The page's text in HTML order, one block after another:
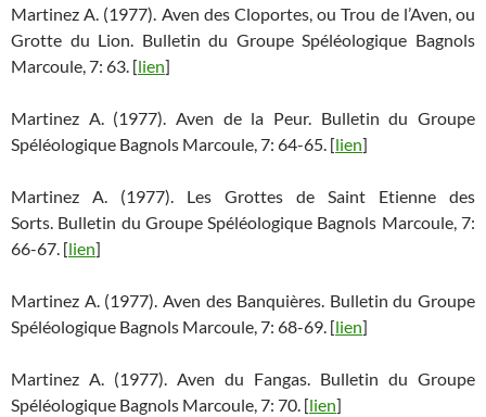
Martinez A. (1977). Aven des Cloportes, ou Trou de l’Aven, ou
Grotte du Lion. Bulletin du Groupe Spéléologique Bagnols
Marcoule, 7: 63. [lien]
Martinez A. (1977). Aven de la Peur. Bulletin du Groupe
Spéléologique Bagnols Marcoule, 7: 64-65. [lien]
Martinez A. (1977). Les Grottes de Saint Etienne des
Sorts. Bulletin du Groupe Spéléologique Bagnols Marcoule, 7:
66-67. [lien]
Martinez A. (1977). Aven des Banquières. Bulletin du Groupe
Spéléologique Bagnols Marcoule, 7: 68-69. [lien]
Martinez A. (1977). Aven du Fangas. Bulletin du Groupe
Spéléologique Bagnols Marcoule, 7: 70. [lien]